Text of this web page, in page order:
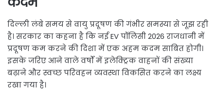
दिल्ली लंबे समय से वायु प्रदूषण की गंभीर समस्या से जूझ रही
है। सरकार का कहना है कि नई EV पॉलिसी 2026 राजधानी में
प्रदूषण कम करने की दिशा में एक अहम कदम साबित होगी।
इसके जरिए आने वाले वर्षों में इलेक्ट्रिक वाहनों की संख्या
बढ़ाने और स्वच्छ परिवहन व्यवस्था विकसित करने का लक्ष्य
रखा गया है।